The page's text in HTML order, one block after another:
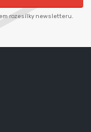
rozesílky newsletteru.